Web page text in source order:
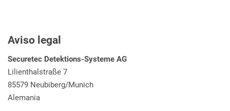
Aviso legal
Securetec Detektions-Systeme AG
Lilienthalstraße 7
85579 Neubiberg/Munich
Alemania